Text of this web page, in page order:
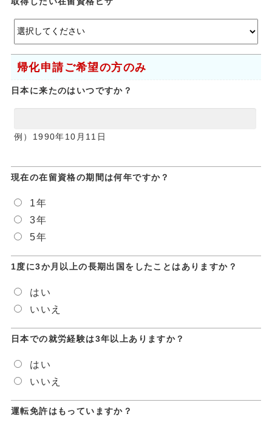
帰化申請ご希望の方のみ
日本に来たのはいつですか？
例）1990年10月11日
現在の在留資格の期間は何年ですか？
1年
3年
5年
1度に3か月以上の長期出国をしたことはありますか？
はい
いいえ
日本での就労経験は3年以上ありますか？
はい
いいえ
運転免許はもっていますか？